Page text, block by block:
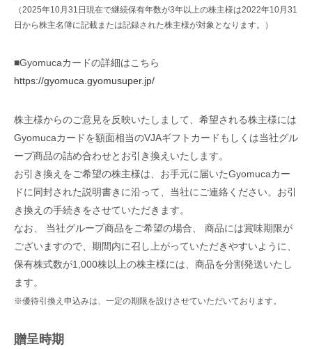
（2025年10月31日現在で継続保有年数が3年以上の株主様は2022年10月31
日から株主名簿に記載または記録された株主様が対象となります。）
■Gyomucaカードの詳細はこちら
https://gyomuca.gyomusuper.jp/
株主様からのご意見を反映いたしまして、希望される株主様には
Gyomucaカードを額面相当のVJAギフトカードもしくは当社グル
ープ商品の詰め合わせとお引き換えいたします。
お引き換えをご希望の株主様は、お手元に届いたGyomucaカー
ドに同封された説明書きに沿って、当社にご連絡ください。お引
き換えの手続きをさせていただきます。
なお、 当社グループ商品をご希望の場合、 商品には賞味期限が
ございますので、期間内に召し上がっていただきやすいように、
保有株式数が1,000株以上の株主様には、商品を分割発送いたし
ます。
※優待引換え申込みは、一定の期限を設けさせていただいております。
贈呈時期